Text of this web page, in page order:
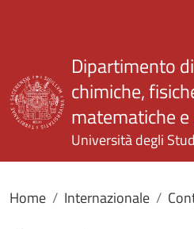
Dipartimento
chimiche,
matematiche
Università degli
Home Internazionale